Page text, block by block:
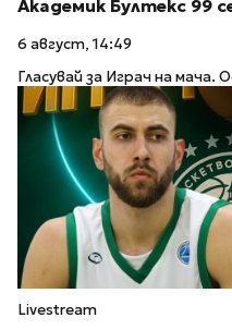
Академик Бултекс 99
6 август, 14:49
Гласувай за Играч на
Livestream